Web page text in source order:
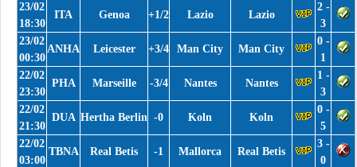
23/02
18:30
ITA Genoa +1/2 Lazio Lazio
2 -
3
23/02
00:30
ANHA Leicester +3/4 Man City Man City
0 -
1
22/02
23:30
PHA Marseille -3/4 Nantes Nantes
1 -
3
22/02
21:30
DUA Hertha Berlin -0 Koln Koln
0 -
5
22/02
03:00
TBNA Real Betis -1 Mallorca Real Betis
3 -
0